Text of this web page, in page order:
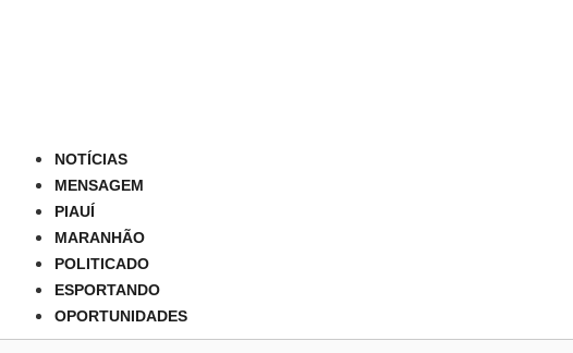
NOTÍCIAS
MENSAGEM
PIAUÍ
MARANHÃO
POLITICADO
ESPORTANDO
OPORTUNIDADES